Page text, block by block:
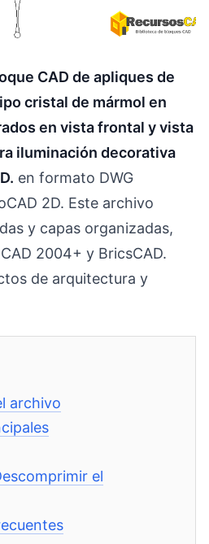
CAD de apliques de
cristal de mármol en
en vista frontal y vista
iluminación decorativa
en formato DWG
2D. Este archivo
y capas organizadas,
2004+ y BricsCAD.
de arquitectura y
archivo
el